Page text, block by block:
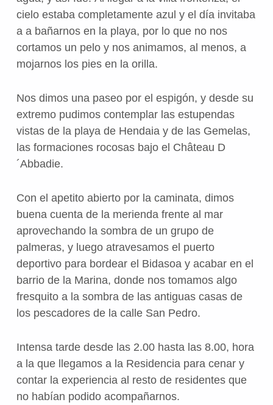
cielo estaba completamente azul y el día invitaba
a a bañarnos en la playa, por lo que no nos
cortamos un pelo y nos animamos, al menos, a
mojarnos los pies en la orilla.
Nos dimos una paseo por el espigón, y desde su
extremo pudimos contemplar las estupendas
vistas de la playa de Hendaia y de las Gemelas,
las formaciones rocosas bajo el Château D
´Abbadie.
Con el apetito abierto por la caminata, dimos
buena cuenta de la merienda frente al mar
aprovechando la sombra de un grupo de
palmeras, y luego atravesamos el puerto
deportivo para bordear el Bidasoa y acabar en el
barrio de la Marina, donde nos tomamos algo
fresquito a la sombra de las antiguas casas de
los pescadores de la calle San Pedro.
Intensa tarde desde las 2.00 hasta las 8.00, hora
a la que llegamos a la Residencia para cenar y
contar la experiencia al resto de residentes que
no habían podido acompañarnos.